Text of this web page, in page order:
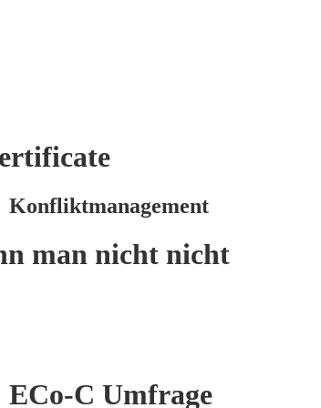
man nicht nicht
ECo-C Umfrage